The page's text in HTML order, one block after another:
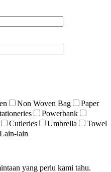
Non Woven Bag
Paper
Powerbank
Cutleries Umbrella
Towel
Lain-lain
yang perlu kami tahu.